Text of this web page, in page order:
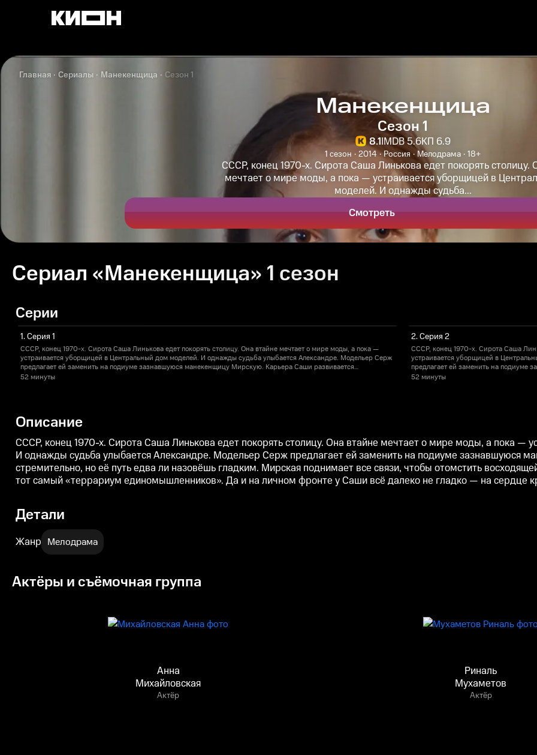
Главная Сериалы Манекенщица Сезон 1
Манекенщица
Сезон 1
8.1IMDB 5.6КП 6.9
1 сезон 2014 Россия Мелодрама 18+
СССР, конец 1970-х. Сирота Саша Линькова едет покорять столицу.
мечтает о мире моды, а пока — устраивается уборщицей в
моделей. И однажды судьба...
Смотреть
Сериал «Манекенщица» 1 сезон
Серии
1. Серия 1
СССР, конец 1970-х. Сирота Саша Линькова едет покорять столицу. Она втайне мечтает о мире моды, а пока —
устраивается уборщицей в Центральный дом моделей. И однажды судьба улыбается Александре. Модельер Серж
предлагает ей заменить на подиуме зазнавшуюся манекенщицу Мирскую. Карьера Саши развивается
стремительно, но её путь едва ли назовёшь гладким. Мирская поднимает все связи, чтобы отомстить восходящей
52 минуты
2. Серия 2
СССР, конец 1970-х. Сирота Саша
устраивается уборщицей в
предлагает ей заменить на
стремительно, но её путь едва ли
52 минуты
Описание
СССР, конец 1970-х. Сирота Саша Линькова едет покорять столицу. Она втайне мечтает о мире моды, а пока —
И однажды судьба улыбается Александре. Модельер Серж предлагает ей заменить на подиуме зазнавшуюся
стремительно, но её путь едва ли назовёшь гладким. Мирская поднимает все связи, чтобы отомстить
тот самый «террариум единомышленников». Да и на личном фронте у Саши всё далеко не гладко — на сердце
Детали
Жанр Мелодрама
Актёры и съёмочная группа
Анна
Михайловская
Актёр
Риналь
Мухаметов
Актёр